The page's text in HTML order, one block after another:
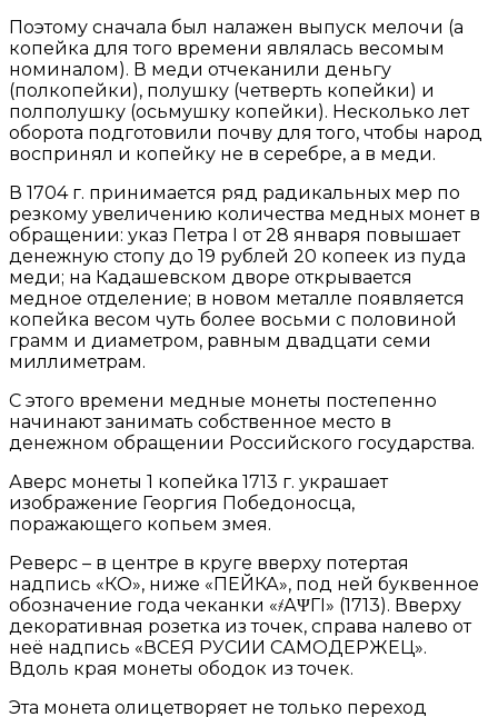
Поэтому сначала был налажен выпуск мелочи (а
копейка для того времени являлась весомым
номиналом). В меди отчеканили деньгу
(полкопейки), полушку (четверть копейки) и
полполушку (осьмушку копейки). Несколько лет
оборота подготовили почву для того, чтобы народ
воспринял и копейку не в серебре, а в меди.
В 1704 г. принимается ряд радикальных мер по
резкому увеличению количества медных монет в
обращении: указ Петра I от 28 января повышает
денежную стопу до 19 рублей 20 копеек из пуда
меди; на Кадашевском дворе открывается
медное отделение; в новом металле появляется
копейка весом чуть более восьми с половиной
грамм и диаметром, равным двадцати семи
миллиметрам.
С этого времени медные монеты постепенно
начинают занимать собственное место в
денежном обращении Российского государства.
Аверс монеты 1 копейка 1713 г. украшает
изображение Георгия Победоносца,
поражающего копьем змея.
Реверс – в центре в круге вверху потертая
надпись «КО», ниже «ПЕЙКА», под ней буквенное
обозначение года чеканки «҂АΨГI» (1713). Вверху
декоративная розетка из точек, справа налево от
неё надпись «ВСЕЯ РУСИИ САМОДЕРЖЕЦ».
Вдоль края монеты ободок из точек.
Эта монета олицетворяет не только переход